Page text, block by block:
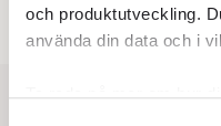
och produktutveckling.
använda din data och i
Ta reda på mer om hur